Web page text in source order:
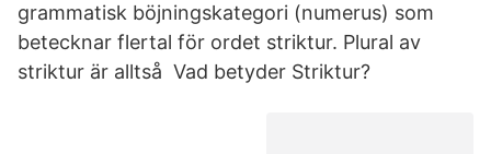
grammatisk böjningskategori (numerus) som
betecknar flertal för ordet striktur. Plural av
striktur är alltså Vad betyder Striktur?